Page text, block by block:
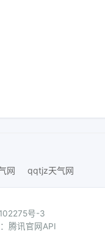
网 qqtjz天气网
号-3
腾讯官网API